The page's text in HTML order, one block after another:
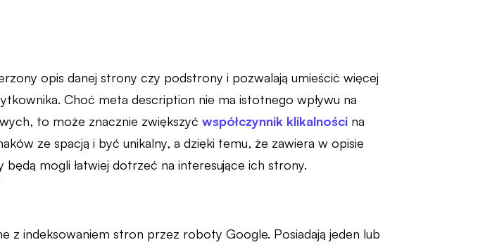
opis danej strony czy podstrony i pozwalają umieścić więcej
Choć meta description nie ma istotnego wpływu na
to może znacznie zwiększyć współczynnik klikalności na
ze spacją i być unikalny, a dzięki temu, że zawiera w opisie
mogli łatwiej dotrzeć na interesujące ich strony.
z indeksowaniem stron przez roboty Google. Posiadają jeden lub